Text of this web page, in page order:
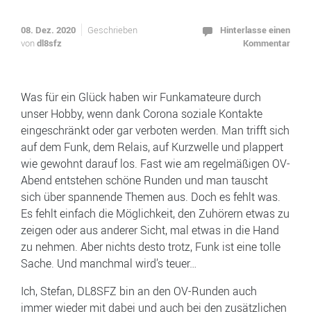
08. Dez. 2020
Geschrieben
vondl8sfz
Hinterlasse einen
Kommentar
Was für ein Glück haben wir Funkamateure durch
unser Hobby, wenn dank Corona soziale Kontakte
eingeschränkt oder gar verboten werden. Man trifft sich
auf dem Funk, dem Relais, auf Kurzwelle und plappert
wie gewohnt darauf los. Fast wie am regelmäßigen OV-
Abend entstehen schöne Runden und man tauscht
sich über spannende Themen aus. Doch es fehlt was.
Es fehlt einfach die Möglichkeit, den Zuhörern etwas zu
zeigen oder aus anderer Sicht, mal etwas in die Hand
zu nehmen. Aber nichts desto trotz, Funk ist eine tolle
Sache. Und manchmal wird’s teuer…
Ich, Stefan, DL8SFZ bin an den OV-Runden auch
immer wieder mit dabei und auch bei den zusätzlichen